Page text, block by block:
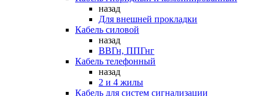
назад
Для внешней прокладки
Кабель силовой
назад
ВВГн, ППГнг
Кабель телефонный
назад
2 и 4 жилы
Кабель для систем сигнализации